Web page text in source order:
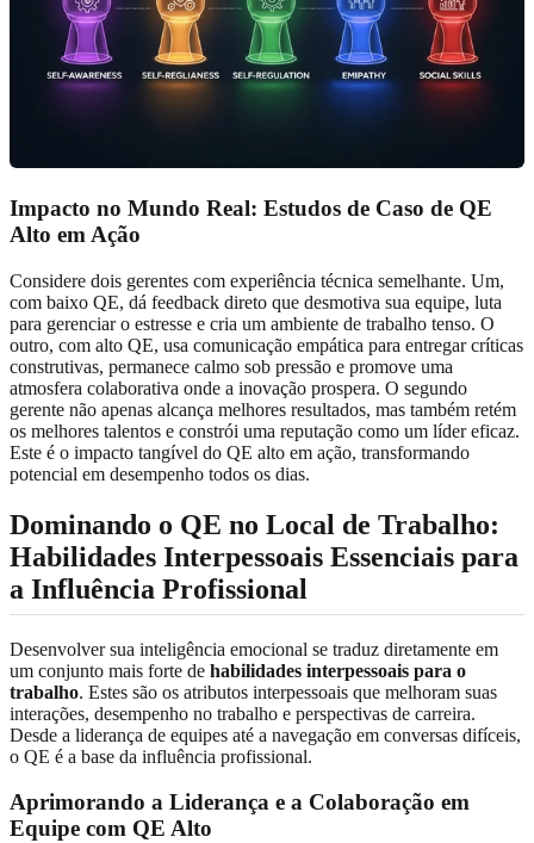
Impacto no Mundo Real: Estudos de Caso de QE
Alto em Ação
Considere dois gerentes com experiência técnica semelhante. Um,
com baixo QE, dá feedback direto que desmotiva sua equipe, luta
para gerenciar o estresse e cria um ambiente de trabalho tenso. O
outro, com alto QE, usa comunicação empática para entregar críticas
construtivas, permanece calmo sob pressão e promove uma
atmosfera colaborativa onde a inovação prospera. O segundo
gerente não apenas alcança melhores resultados, mas também retém
os melhores talentos e constrói uma reputação como um líder eficaz.
Este é o impacto tangível do QE alto em ação, transformando
potencial em desempenho todos os dias.
Dominando o QE no Local de Trabalho:
Habilidades Interpessoais Essenciais para
a Influência Profissional
Desenvolver sua inteligência emocional se traduz diretamente em
um conjunto mais forte de habilidades interpessoais para o
trabalho. Estes são os atributos interpessoais que melhoram suas
interações, desempenho no trabalho e perspectivas de carreira.
Desde a liderança de equipes até a navegação em conversas difíceis,
o QE é a base da influência profissional.
Aprimorando a Liderança e a Colaboração em
Equipe com QE Alto